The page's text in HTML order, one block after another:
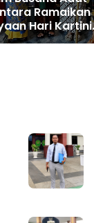
Ramaikan
Hari Kartini